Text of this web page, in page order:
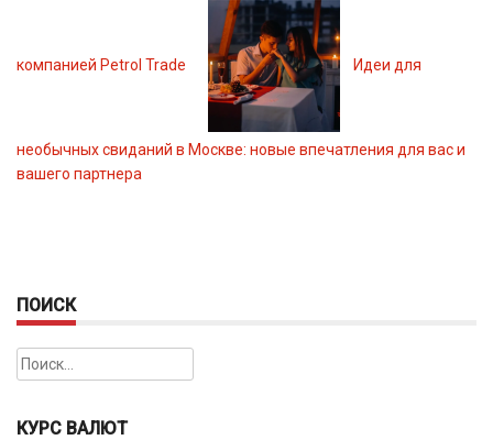
компанией Petrol Trade Идеи для
необычных свиданий в Москве: новые впечатления для вас и
вашего партнера
ПОИСК
Найти:
КУРС ВАЛЮТ